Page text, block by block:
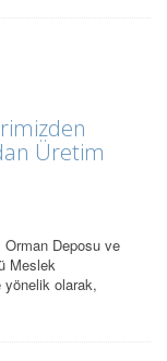
Üretim
Orman Deposu ve
Meslek
yönelik olarak,